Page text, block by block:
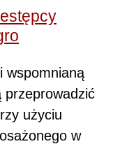
wspomnianą
przeprowadzić
użyciu
w